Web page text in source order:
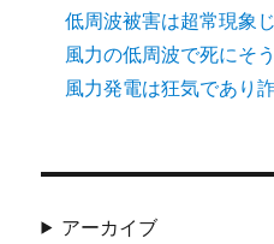
低周波被害は超常現象じ
風力の低周波で死にそう
風力発電は狂気であり詐
アーカイブ